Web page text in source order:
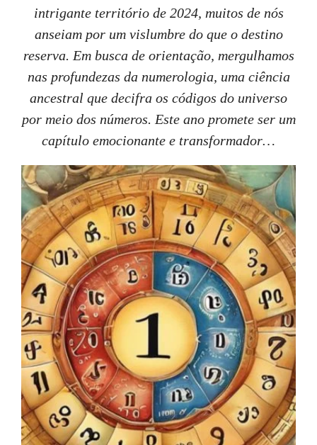
intrigante território de 2024, muitos de nós
anseiam por um vislumbre do que o destino
reserva. Em busca de orientação, mergulhamos
nas profundezas da numerologia, uma ciência
ancestral que decifra os códigos do universo
por meio dos números. Este ano promete ser um
capítulo emocionante e transformador…